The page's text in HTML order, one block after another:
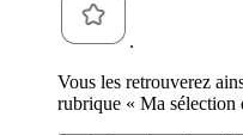
.
Vous les retrouverez
rubrique « Ma sélection